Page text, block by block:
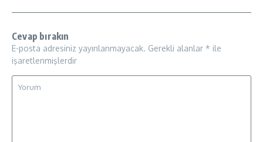
Cevap bırakın
E-posta adresiniz yayınlanmayacak. Gerekli alanlar * ile
işaretlenmişlerdir